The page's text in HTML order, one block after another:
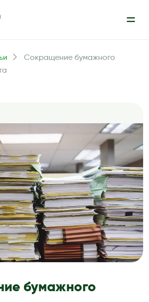
Сокращение бумажного
бумажного